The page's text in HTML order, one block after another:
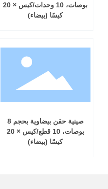
بوصات، 10 وحدات/كيس × 20
كيسًا (بيضاء)
صينية حقن بيضاوية بحجم 8
بوصات، 10 قطع/كيس × 20
كيسًا (بيضاء)